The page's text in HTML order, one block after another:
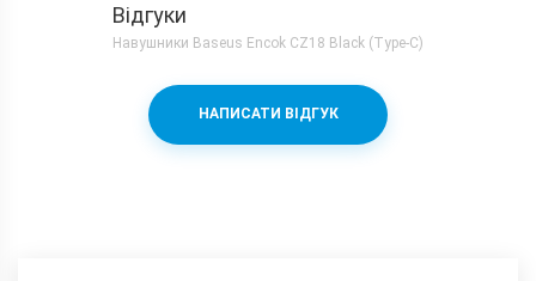
Відгуки
Навушники Baseus Encok CZ18 Black (Type-C)
НАПИСАТИ ВІДГУК